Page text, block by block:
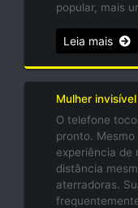
popular, mais
Leia mais
Mulher invisível
O telefone
pronto.
experiência de
distância
aterradoras.